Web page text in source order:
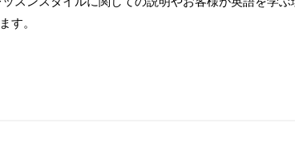
スンスタイルに関しての説明やお客様が英語を学
す。